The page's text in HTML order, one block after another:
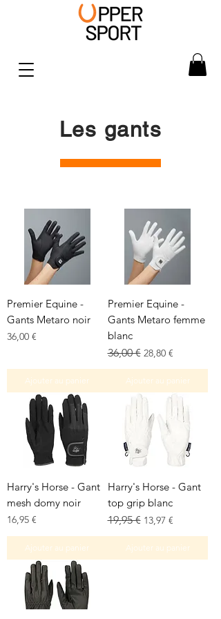
Les gants
Premier Equine -
Gants Metaro noir
Prix
36,00 €
Ajouter au panier
Premier Equine -
Gants Metaro femme
blanc
Prix original
36,00 € Prix promotionnel
28,80 €
Ajouter au panier
Harry's Horse - Gant
mesh domy noir
Prix
16,95 €
Ajouter au panier
Harry's Horse - Gant
top grip blanc
Prix original
19,95 € Prix promotionnel
13,97 €
Ajouter au panier